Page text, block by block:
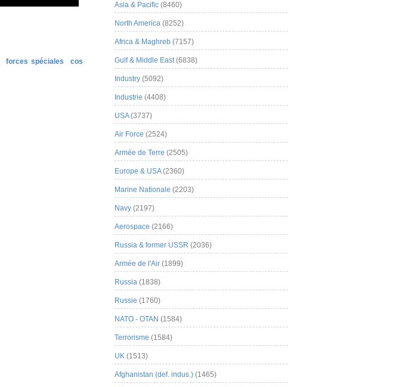
forces spéciales
cos
Asia & Pacific (8460)
North America (8252)
Africa & Maghreb (7157)
Gulf & Middle East(6838)
Industry (5092)
Industrie (4408)
USA(3737)
Air Force (2524)
Armée de Terre (2505)
Europe & USA(2360)
Marine Nationale (2203)
Navy (2197)
Aerospace (2166)
Russia & former USSR (2036)
Armée de l'Air (1899)
Russia (1838)
Russie (1760)
NATO - OTAN (1584)
Terrorisme (1584)
UK (1513)
Afghanistan (def. indus.) (1465)